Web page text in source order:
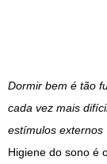
Dormir bem é tão
cada vez mais
estímulos externos
Higiene do sono é